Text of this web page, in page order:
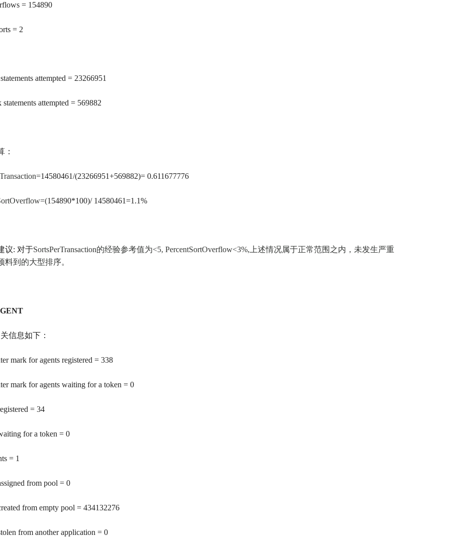
= 154890
= 2
attempted = 23266951
attempted = 569882
：
14580461/(23266951+569882)= 0.611677776
154890*100)/ 14580461=1.1%
议: 对于SortsPerTransaction的经验参考值为<5, PercentSortOverflow<3%, 上述情况属于正常范围之内，未发生严重
料到的大型排序。
信息如下：
mark for agents registered = 338
mark for agents waiting for a token = 0
= 34
for a token = 0
= 1
from pool = 0
from empty pool = 434132276
from another application = 0